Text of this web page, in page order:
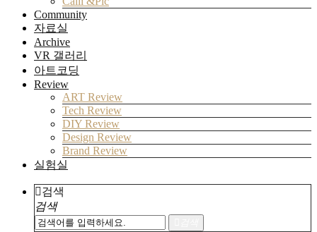
Community
자료실
Archive
VR 갤러리
아트코딩
Review
ART Review
Tech Review
DIY Review
Design Review
Brand Review
실험실
검색
검색